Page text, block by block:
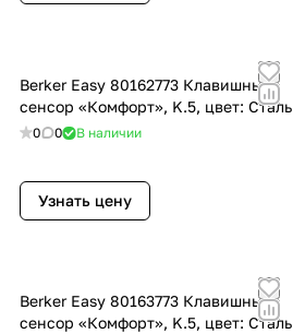
Berker Easy 80162773 Клавишный
сенсор «Комфорт», K.5, цвет: Сталь
0 0 В наличии
Узнать цену
Berker Easy 80163773 Клавишный
сенсор «Комфорт», K.5, цвет: Сталь